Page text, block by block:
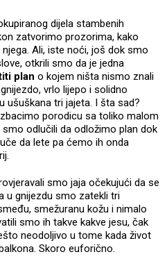
dijela stambenih
zatvorimo prozorima, kako
Ali, iste noći, još dok smo
otkrili smo da je jedna
plan o kojem ništa nismo znali
vrlo lijepo i solidno
ušuškana tri jajeta. I šta sad?
porodicu sa toliko malom
odlučili da odložimo plan dok
da lete pa ćemo ih onda
smo jaja očekujući da se
u gnijezdu smo zatekli tri
smežuranu kožu i nimalo
smo ih takve kakve jesu, čak
neodoljivo u tome kada život
Skoro euforično.